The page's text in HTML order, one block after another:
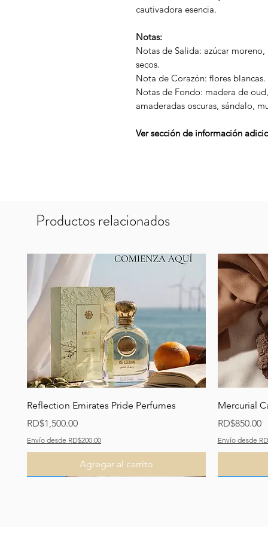
cautivadora esencia.
Notas:
Notas de Salida: azúcar
secos.
Nota de Corazón: flores blancas.
Notas de Fondo: madera de
amaderadas oscuras, sándalo,
Ver sección de información
Productos relacionados
Vista rápida
Reflection Emirates Pride Perfumes
Precio
RD$1,500.00
Envío desde RD$200.00
Agregar al carrito
Mercurial
Precio
RD$850.00
Envío desde